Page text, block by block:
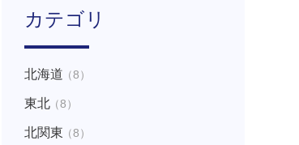
カテゴリ
北海道（8）
東北（8）
北関東（8）